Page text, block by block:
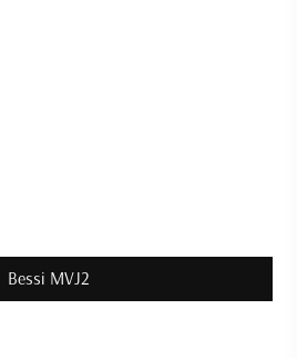
Bessi MVJ2